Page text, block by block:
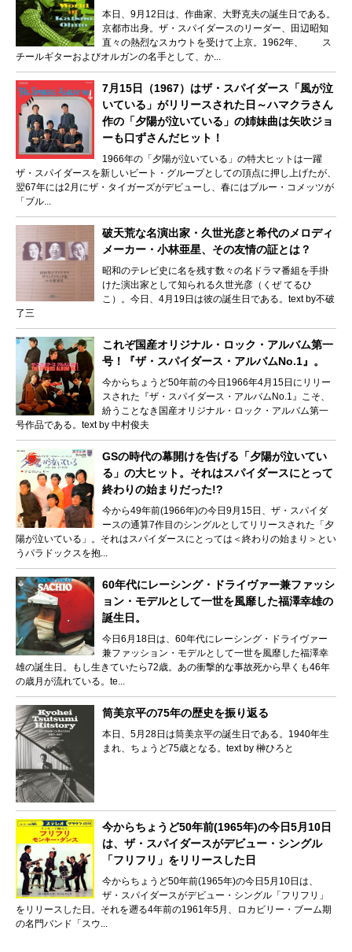
本日、9月12日は、作曲家、大野克夫の誕生日である。
京都市出身。ザ・スパイダースのリーダー、田辺昭知
直々の熱烈なスカウトを受けて上京。1962年、 ス
チールギターおよびオルガンの名手として、か...
7月15日（1967）はザ・スパイダース「風が泣
いている」がリリースされた日～ハマクラさん
作の「夕陽が泣いている」の姉妹曲は矢吹ジョ
ーも口ずさんだヒット！
1966年の「夕陽が泣いている」の特大ヒットは一躍
ザ・スパイダースを新しいビート・グループとしての頂点に押し上げたが、
翌67年には2月にザ・タイガーズがデビューし、春にはブルー・コメッツが
「ブル...
破天荒な名演出家・久世光彦と希代のメロディ
メーカー・小林亜星、その友情の証とは？
昭和のテレビ史に名を残す数々の名ドラマ番組を手掛
けた演出家として知られる久世光彦（くぜ てるひ
こ）。今日、4月19日は彼の誕生日である。text by不破
了三
これぞ国産オリジナル・ロック・アルバム第一
号！『ザ・スパイダース・アルバムNo.1』。
今からちょうど50年前の今日1966年4月15日にリリー
スされた『ザ・スパイダース・アルバムNo.1』こそ、
紛うことなき国産オリジナル・ロック・アルバム第一
号作品である。text by 中村俊夫
GSの時代の幕開けを告げる「夕陽が泣いてい
る」の大ヒット。それはスパイダースにとって
終わりの始まりだった!?
今から49年前(1966年)の今日9月15日、ザ・スパイダ
ースの通算7作目のシングルとしてリリースされた「夕
陽が泣いている」。それはスパイダースにとっては＜終わりの始まり＞とい
うパラドックスを抱...
60年代にレーシング・ドライヴァー兼ファッシ
ョン・モデルとして一世を風靡した福澤幸雄の
誕生日。
今日6月18日は、60年代にレーシング・ドライヴァー
兼ファッション・モデルとして一世を風靡した福澤幸
雄の誕生日。もし生きていたら72歳。あの衝撃的な事故死から早くも46年
の歳月が流れている。te...
筒美京平の75年の歴史を振り返る
本日、5月28日は筒美京平の誕生日である。1940年生
まれ、ちょうど75歳となる。text by 榊ひろと
今からちょうど50年前(1965年)の今日5月10日
は、ザ・スパイダースがデビュー・シングル
「フリフリ」をリリースした日
今からちょうど50年前(1965年)の今日5月10日は、
ザ・スパイダースがデビュー・シングル「フリフリ」
をリリースした日。それを遡る4年前の1961年5月、ロカビリー・ブーム期
の名門バンド「スウ...